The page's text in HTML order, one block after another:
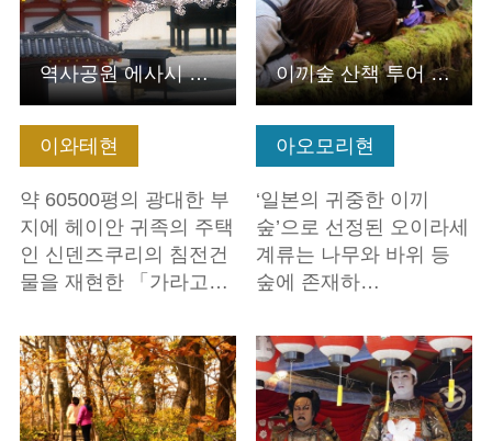
이와테현
약 60500평의 광대한 부
지에 헤이안 귀족의 주택
인 신덴즈쿠리의 침전건
물을 재현한 「가라고…
역사공원 에사시 후지와라노 사토
아오모리현
‘일본의 귀중한 이끼
숲’으로 선정된 오이라세
계류는 나무와 바위 등
숲에 존재하…
이끼숲 산책 투어 고케산포 라이트 플랜
기본정보 보기 기본정보 보기